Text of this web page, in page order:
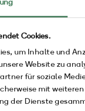
Cookies.
um Inhalte und
Website zu
für soziale
mit
der Dienste
Der